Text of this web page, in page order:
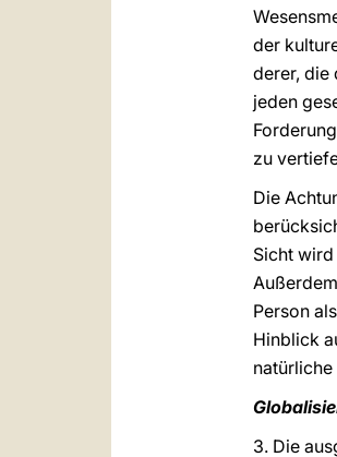
der
derer, die
jeden
zu
Die
Sicht
Person
Hinblick
3. Die